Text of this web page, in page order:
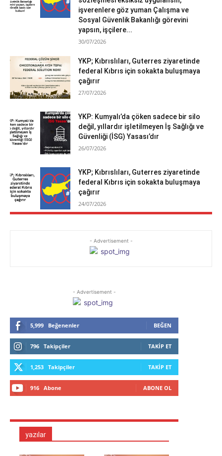
işverenlere göz yuman Çalışma ve
Sosyal Güvenlik Bakanlığı görevini
yapsın, işçilere...
30/07/2026
YKP; Kıbrıslıları, Guterres ziyaretinde
federal Kıbrıs için sokakta buluşmaya
çağırır
27/07/2026
YKP: Kumyalı’da çöken sadece bir silo
değil, yıllardır işletilmeyen İş Sağlığı ve
Güvenliği (İSG) Yasası’dır
26/07/2026
YKP; Kıbrıslıları, Guterres ziyaretinde
federal Kıbrıs için sokakta buluşmaya
çağırır
24/07/2026
- Advertisement -
- Advertisement -
5,999 Beğenenler BEĞEN
796 Takipçiler TAKIP ET
1,253 Takipçiler TAKIP ET
916 Abone ABONE OL
yazılar